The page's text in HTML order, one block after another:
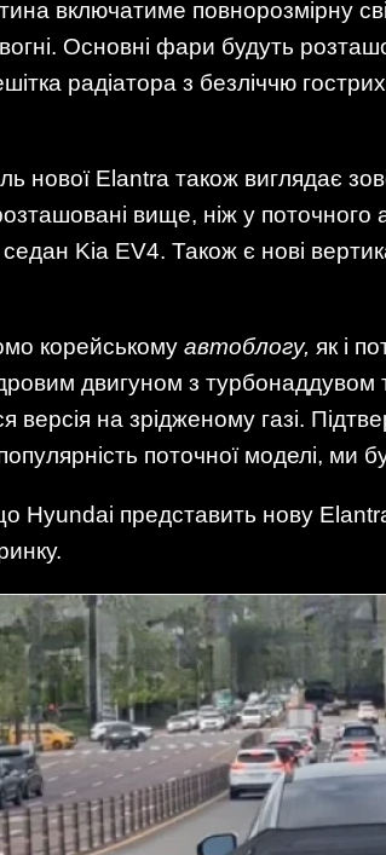
включатиме повнорозмірну
Основні фари будуть
радіатора з безліччю
нової Elantra також виглядає
вище, ніж у
Kia EV4. Також є нові
корейському автоблогу, як і
двигуном з турбонаддувом
версія на зрідженому газі.
поточної моделі, ми
Hyundai представить нову